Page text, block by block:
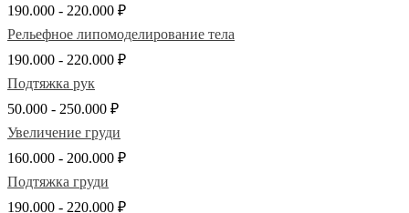
190.000 - 220.000 ₽
Рельефное липомоделирование тела
190.000 - 220.000 ₽
Подтяжка рук
50.000 - 250.000 ₽
Увеличение груди
160.000 - 200.000 ₽
Подтяжка груди
190.000 - 220.000 ₽